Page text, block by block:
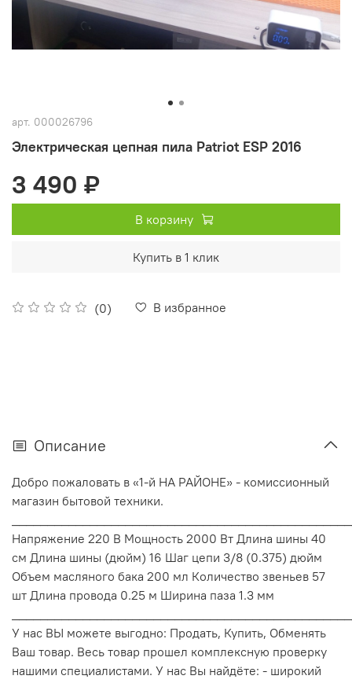
арт. 000026796
Электрическая цепная пила Patriot ESP 2016
(0) В избранное
3 490 ₽
В корзину
Купить в 1 клик
Описание
Добро пожаловать в «1-й НА РАЙОНЕ» - комиссионный
магазин бытовой техники.
Напряжение 220 В Мощность 2000 Вт Длина шины 40
см Длина шины (дюйм) 16 Шаг цепи 3/8 (0.375) дюйм
Объем масляного бака 200 мл Количество звеньев 57
шт Длина провода 0.25 м Ширина паза 1.3 мм
У нас ВЫ можете выгодно: Продать, Купить, Обменять
Ваш товар. Весь товар прошел комплексную проверку
нашими специалистами. У нас Вы найдёте: - широкий